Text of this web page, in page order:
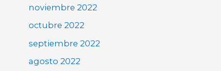
noviembre 2022
octubre 2022
septiembre 2022
agosto 2022